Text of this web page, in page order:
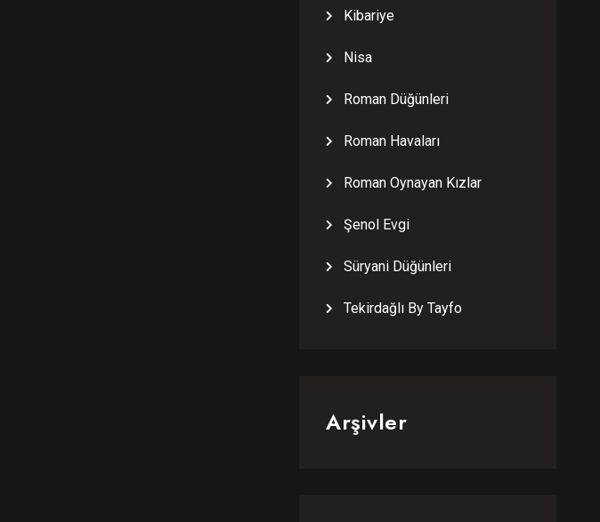
Kibariye
Nisa
Roman Düğünleri
Roman Havaları
Roman Oynayan Kızlar
Şenol Evgi
Süryani Düğünleri
Tekirdağlı By Tayfo
Arşivler